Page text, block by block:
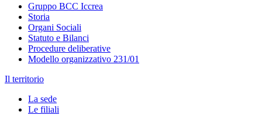
Gruppo BCC Iccrea
Storia
Organi Sociali
Statuto e Bilanci
Procedure deliberative
Modello organizzativo 231/01
Il territorio
La sede
Le filiali